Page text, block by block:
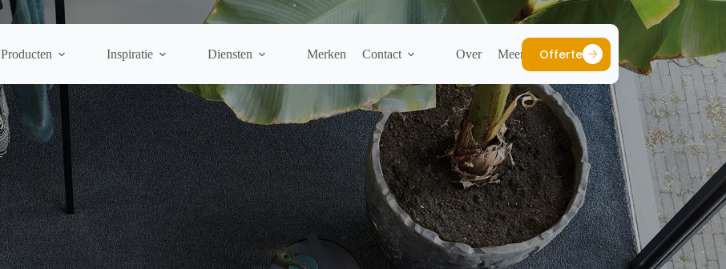
Producten Inspiratie Diensten Merken Contact Over Meer Offerte